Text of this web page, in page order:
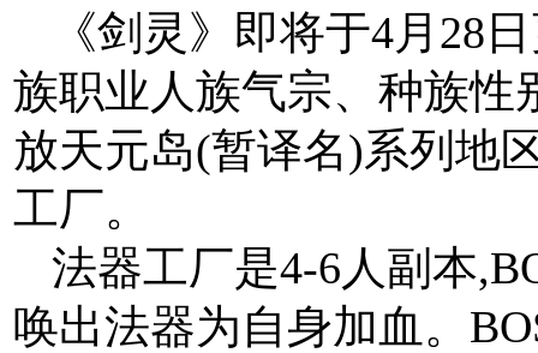
《剑灵》即将于4月28
族职业人族气宗、种族性
放天元岛(暂译名)系列地
工厂。
法器工厂是4-6人副本
唤出法器为自身加血。